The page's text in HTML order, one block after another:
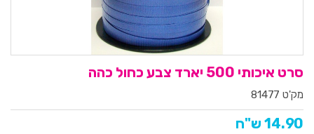
סרט איכותי 500 יארד צבע כחול כהה
מק'ט 81477
14.90 ש"ח